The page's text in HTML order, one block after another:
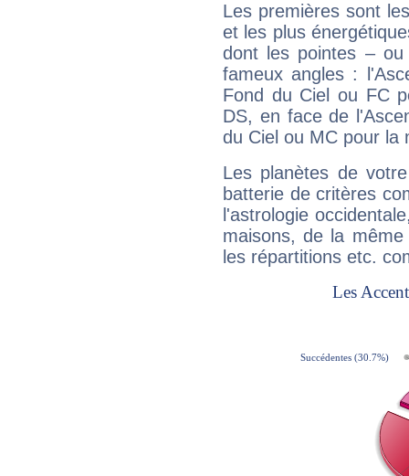
Les premières sont
et les plus
dont les pointes –
fameux angles :
Fond du Ciel ou FC
DS, en face de
du Ciel ou MC pour la
Les planètes de
batterie de critères
l'astrologie
maisons, de la
les répartitions etc.